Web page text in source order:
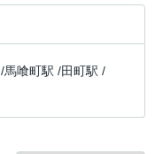
/馬喰町駅 /田町駅 /